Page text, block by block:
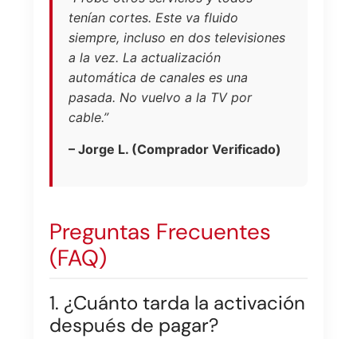
tenían cortes. Este va fluido
siempre, incluso en dos televisiones
a la vez. La actualización
automática de canales es una
pasada. No vuelvo a la TV por
cable.”
– Jorge L. (Comprador Verificado)
Preguntas Frecuentes
(FAQ)
1. ¿Cuánto tarda la activación
después de pagar?